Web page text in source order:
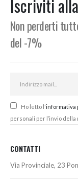
Iscriviti
Non perderti
del -7%
Ho letto l'informativa
personali per l’invio
CONTATTI
Via Provinciale, 23